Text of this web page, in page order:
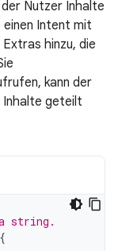
Nutzer Inhalte
Intent mit
hinzu, die
kann der
Inhalte geteilt
string.
{